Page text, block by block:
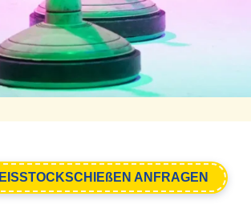
EISSTOCKSCHIEßEN ANFRAGEN